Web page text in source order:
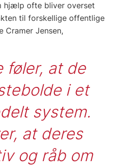
hjælp ofte bliver overset
til forskellige offentlige
Cramer Jensen,
føler, at de
i et
system.
at deres
og råb om